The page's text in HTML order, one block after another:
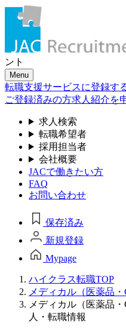
ント
Menu
転職支援サービスに登録す
ご登録済みの方求人紹介を
求人検索
転職希望者
採用担当者
会社概要
JACで働きたい方
FAQ
お問い合わせ
保存済み
新規登録
Mypage
ハイクラス転職TOP
メディカル（医薬品・
メディカル（医薬品
人・転職情報